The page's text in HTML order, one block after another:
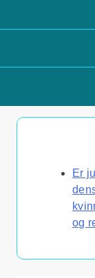
Er
og